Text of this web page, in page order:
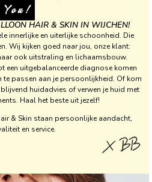
You!
HAIR & SKIN IN WIJCHEN!
innerlijke en uiterlijke schoonheid. Die
Wij kijken goed naar jou, onze klant:
ook uitstraling en lichaamsbouw.
een uitgebalanceerde diagnose komen
passen aan je persoonlijkheid. Of kom
huidadvies of verwen je huid met
Haal het beste uit jezelf!
& Skin staan persoonlijke aandacht,
en service.